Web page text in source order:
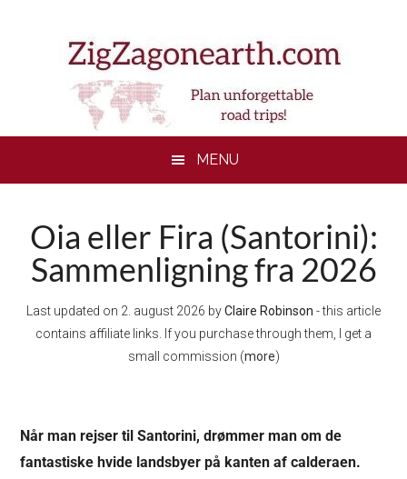
MENU
Oia eller Fira (Santorini):
Sammenligning fra 2026
Last updated on 2. august 2026 byClaire Robinson - this article
contains affiliate links. If you purchase through them, I get a
small commission (more)
Når man rejser til Santorini, drømmer man om de
fantastiske hvide landsbyer på kanten af calderaen.